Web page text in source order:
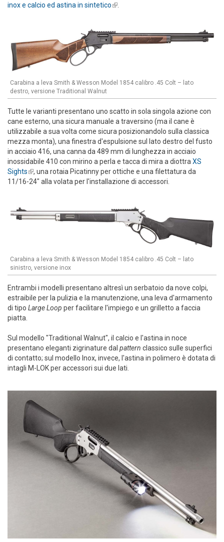
inox e calcio ed astina in sintetico(link is external)
.
Carabina a leva Smith & Wesson Model 1854 calibro .45 Colt – lato
destro, versione Traditional Walnut
Tutte le varianti presentano uno scatto in sola singola azione con
cane esterno, una sicura manuale a traversino (ma il cane è
utilizzabile a sua volta come sicura posizionandolo sulla classica
mezza monta), una finestra d'espulsione sul lato destro del fusto
in acciaio 416, una canna da 489 mm di lunghezza in acciaio
inossidabile 410 con mirino a perla e tacca di mira a diottraXS
Sights(link is external)
, una rotaia Picatinny per ottiche e una filettatura da
11/16-24" alla volata per l'installazione di accessori.
Carabina a leva Smith & Wesson Model 1854 calibro .45 Colt – lato
sinistro, versione inox
Entrambi i modelli presentano altresì un serbatoio da nove colpi,
estraibile per la pulizia e la manutenzione, una leva d'armamento
di tipo Large Loop per facilitare l'impiego e un grilletto a faccia
piatta.
Sul modello "Traditional Walnut", il calcio e l'astina in noce
presentano eleganti zigrinature dal pattern classico sulle superfici
di contatto; sul modello Inox, invece, l'astina in polimero è dotata di
intagli M-LOK per accessori sui due lati.